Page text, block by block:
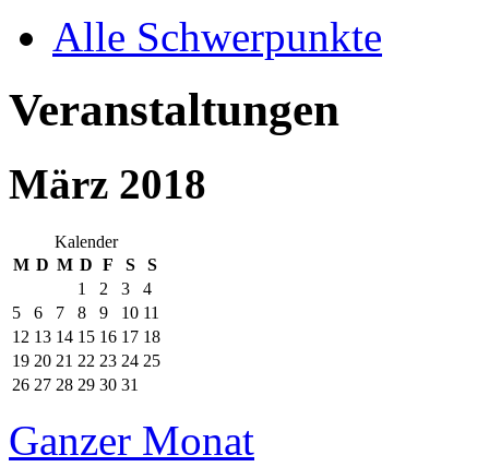
Alle Schwerpunkte
Veranstaltungen
März 2018
Kalender
M D M D F S
S
1
2 3
4
5
6 7 8 9 10 11
12 13 14 15 16 17 18
19 20 21 22 23 24 25
26 27 28 29 30 31
Ganzer Monat